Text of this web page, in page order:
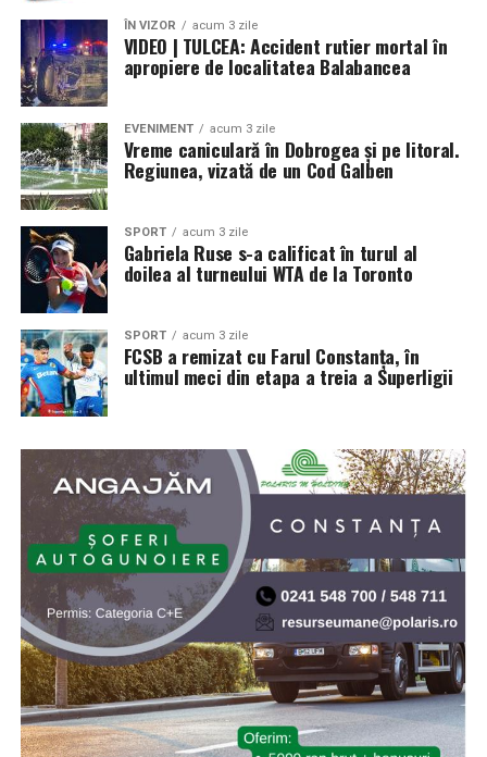
ÎN VIZOR acum 3 zile
VIDEO | TULCEA: Accident rutier mortal în
apropiere de localitatea Balabancea
EVENIMENT acum 3 zile
Vreme caniculară în Dobrogea și pe litoral.
Regiunea, vizată de un Cod Galben
SPORT acum 3 zile
Gabriela Ruse s-a calificat în turul al
doilea al turneului WTA de la Toronto
SPORT acum 3 zile
FCSB a remizat cu Farul Constanța, în
ultimul meci din etapa a treia a Superligii